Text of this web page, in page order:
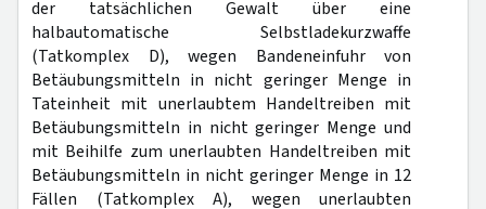
der tatsächlichen Gewalt über eine
halbautomatische Selbstladekurzwaffe
(Tatkomplex D), wegen Bandeneinfuhr von
Betäubungsmitteln in nicht geringer Menge in
Tateinheit mit unerlaubtem Handeltreiben mit
Betäubungsmitteln in nicht geringer Menge und
mit Beihilfe zum unerlaubten Handeltreiben mit
Betäubungsmitteln in nicht geringer Menge in 12
Fällen (Tatkomplex A), wegen unerlaubten